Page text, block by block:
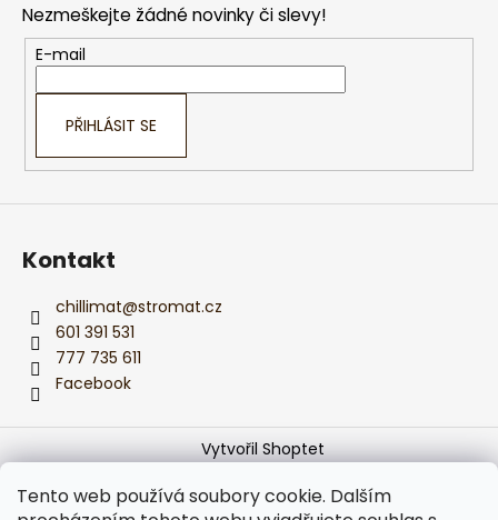
Tento web používá soubory cookie. Dalším
Nezmeškejte žádné novinky či slevy!
E-mail
PŘIHLÁSIT SE
Kontakt
chillimat@stromat.cz
601 391 531
777 735 611
Facebook
Vytvořil Shoptet
vyhrazena.Upravit nastavení cookies